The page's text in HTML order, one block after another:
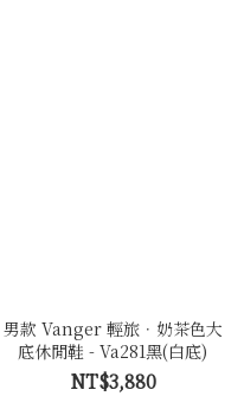
男款 Vanger 輕旅．奶茶色大
底休閒鞋 - Va281黑(白底)
NT$3,880